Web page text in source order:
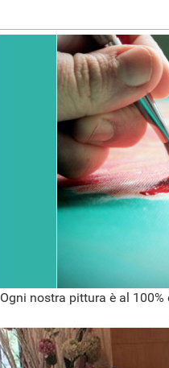
Ogni nostra pittura è al